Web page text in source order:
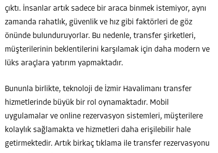
çıktı. İnsanlar artık sadece bir araca binmek istemiyor, aynı
zamanda rahatlık, güvenlik ve hız gibi faktörleri de göz
önünde bulunduruyorlar. Bu nedenle, transfer şirketleri,
müşterilerinin beklentilerini karşılamak için daha modern ve
lüks araçlara yatırım yapmaktadır.
Bununla birlikte, teknoloji de İzmir Havalimanı transfer
hizmetlerinde büyük bir rol oynamaktadır. Mobil
uygulamalar ve online rezervasyon sistemleri, müşterilere
kolaylık sağlamakta ve hizmetleri daha erişilebilir hale
getirmektedir. Artık birkaç tıklama ile transfer rezervasyonu